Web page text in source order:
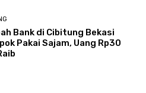
Bank di Cibitung Bekasi
Pakai Sajam, Uang Rp30